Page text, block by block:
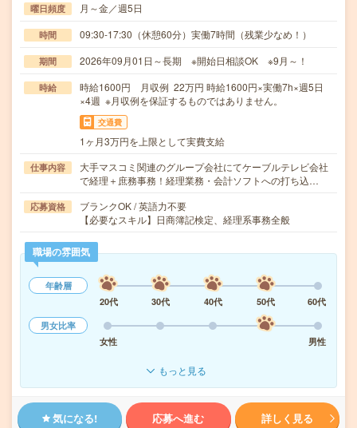
曜日頻度 月～金／週5日
時間 09:30-17:30（休憩60分）実働7時間（残業少なめ！）
期間 2026年09月01日～長期 ※開始日相談OK ※9月～！
時給
時給1600円 月収例 22万円 時給1600円×実働7h×週5日
×4週 ※月収例を保証するものではありません。
交通費
1ヶ月3万円を上限として実費支給
仕事内容
大手マスコミ関連のグループ会社にてケーブルテレビ会社
で経理＋庶務事務！経理業務・会計ソフトへの打ち込…
応募資格
ブランクOK / 英語力不要
【必要なスキル】日商簿記検定、経理系事務全般
職場の雰囲気
年齢層
20代
30代 40代 50代
60代
男女比率
女性
男性
もっと見る
気になる! 応募へ進む 詳しく見る